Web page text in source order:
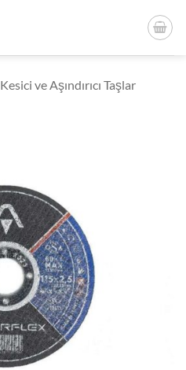
Kesici ve Aşındırıcı Taşlar